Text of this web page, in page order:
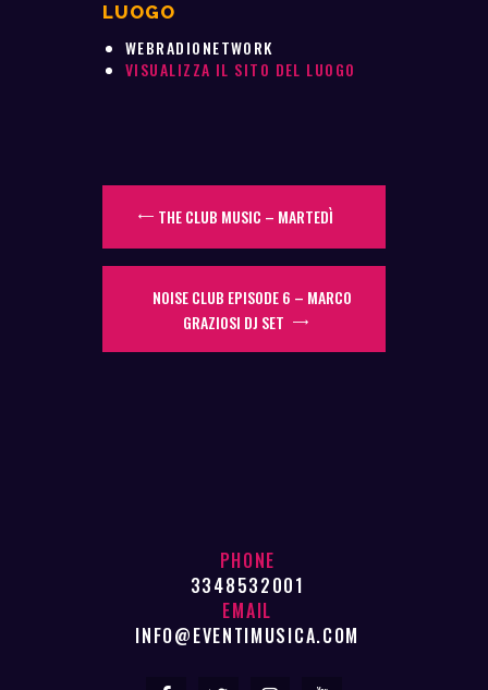
LUOGO
WEBRADIONETWORK
VISUALIZZA IL SITO DEL LUOGO
THE CLUB MUSIC – MARTEDÌ
NOISE CLUB EPISODE 6 – MARCO
GRAZIOSI DJ SET
PHONE
3348532001
EMAIL
INFO@EVENTIMUSICA.COM